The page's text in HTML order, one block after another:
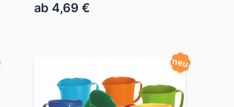
ab 4,69 €
neu